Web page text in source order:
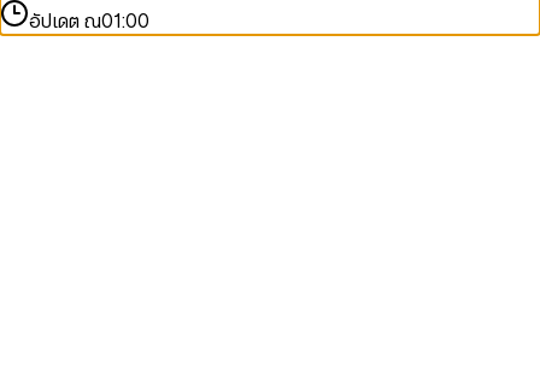
อัปเดต ณ01:00